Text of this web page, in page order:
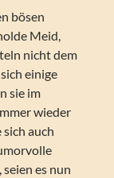
bösen
Meid,
nicht dem
einige
sie im
wieder
auch
es nun